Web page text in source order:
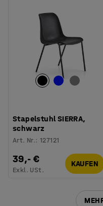
Stapelstuhl SIERRA,
schwarz
Art. Nr.:127121
39,- €
Exkl. USt.
KAUFEN